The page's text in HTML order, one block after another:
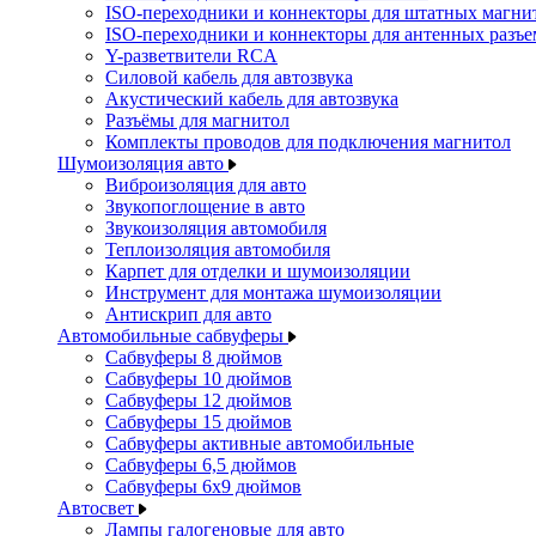
ISO-переходники и коннекторы для штатных
ISO-переходники и коннекторы для антенных
Y-разветвители RCA
Силовой кабель для автозвука
Акустический кабель для автозвука
Разъёмы для магнитол
Комплекты проводов для подключения магнитол
Шумоизоляция авто
Виброизоляция для авто
Звукопоглощение в авто
Звукоизоляция автомобиля
Теплоизоляция автомобиля
Карпет для отделки и шумоизоляции
Инструмент для монтажа шумоизоляции
Антискрип для авто
Автомобильные сабвуферы
Сабвуферы 8 дюймов
Сабвуферы 10 дюймов
Сабвуферы 12 дюймов
Сабвуферы 15 дюймов
Сабвуферы активные автомобильные
Сабвуферы 6,5 дюймов
Сабвуферы 6x9 дюймов
Автосвет
Лампы галогеновые для авто